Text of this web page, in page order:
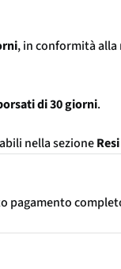
, in conformità
di 30 giorni.
nella sezione
pagamento